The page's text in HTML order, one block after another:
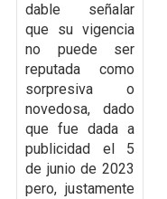
dable señalar
que su vigencia
no puede ser
reputada como
sorpresiva o
novedosa, dado
que fue dada a
publicidad el 5
de junio de 2023
pero, justamente